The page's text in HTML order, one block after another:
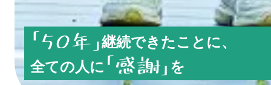
継続できたことに、
全ての人に
を